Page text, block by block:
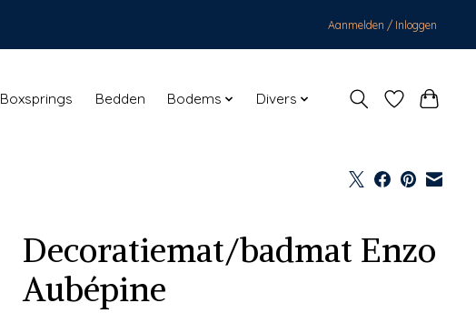
Aanmelden / Inloggen
Boxsprings Bedden Bodems Divers
Decoratiemat/badmat Enzo
Aubépine